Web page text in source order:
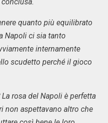
quanto più equilibrato
Napoli ci sia tanto
internamente
scudetto perché il gioco
rosa del Napoli è perfetta
non aspettavano altro che